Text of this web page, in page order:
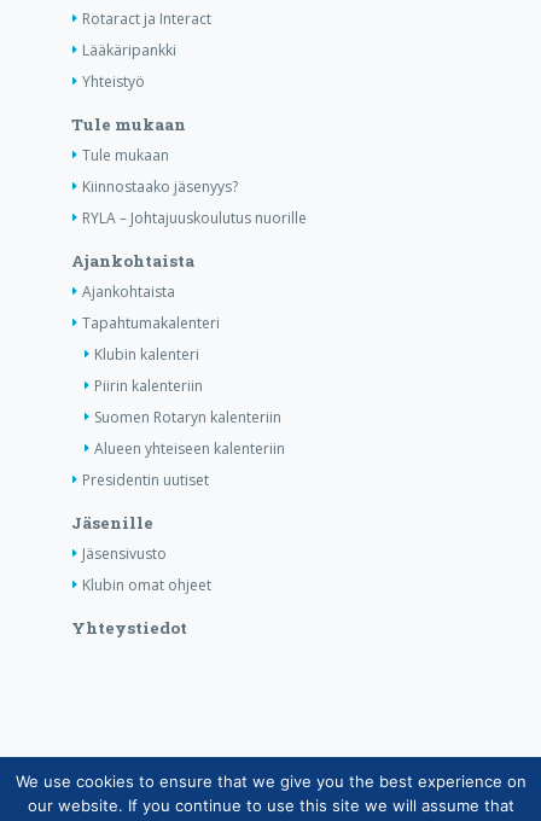
Rotaract ja Interact
Lääkäripankki
Yhteistyö
Tule mukaan
Tule mukaan
Kiinnostaako jäsenyys?
RYLA – Johtajuuskoulutus nuorille
Ajankohtaista
Ajankohtaista
Tapahtumakalenteri
Klubin kalenteri
Piirin kalenteriin
Suomen Rotaryn kalenteriin
Alueen yhteiseen kalenteriin
Presidentin uutiset
Jäsenille
Jäsensivusto
Klubin omat ohjeet
Yhteystiedot
Copyright © Suomen Rotarypalvelu ry 2026 |
Jäsentietojärjestelmän tietosuojaseloste|Henkilötietojen
We use cookies to ensure that we give you the best experience on
our website. If you continue to use this site we will assume that